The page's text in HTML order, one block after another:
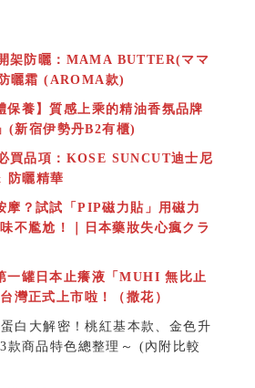
架防曬：MAMA BUTTER(ママ
曬霜 (AROMA款)
保養】質感上乘的精油香氛品牌
(新宿伊勢丹B2有櫃)
買品項：KOSE SUNCUT迪士尼
防曬精華
摩？試試「PIP磁力貼」用磁力
不尷尬！｜日本藥妝失心瘋クラ
一罐日本止癢液「MUHI 無比止
灣正式上市啦！（撒花）
白大解密！桃紅基本款、金色升
款商品特色總整理～ (內附比較